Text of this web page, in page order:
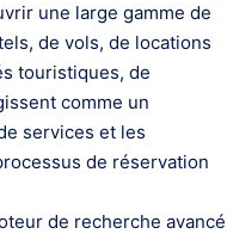
une large gamme de
de vols, de locations
touristiques, de
comme un
services et les
de réservation
de recherche avancé